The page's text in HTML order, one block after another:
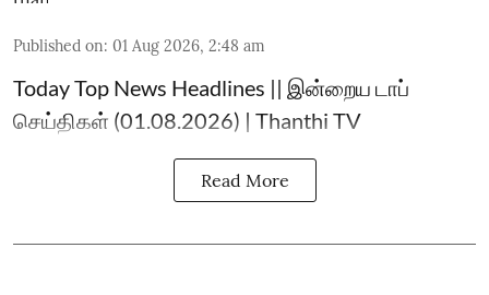
Published on: 01 Aug 2026, 2:48 am
Today Top News Headlines || இன்றைய டாப்
செய்திகள் (01.08.2026) | Thanthi TV
Read More